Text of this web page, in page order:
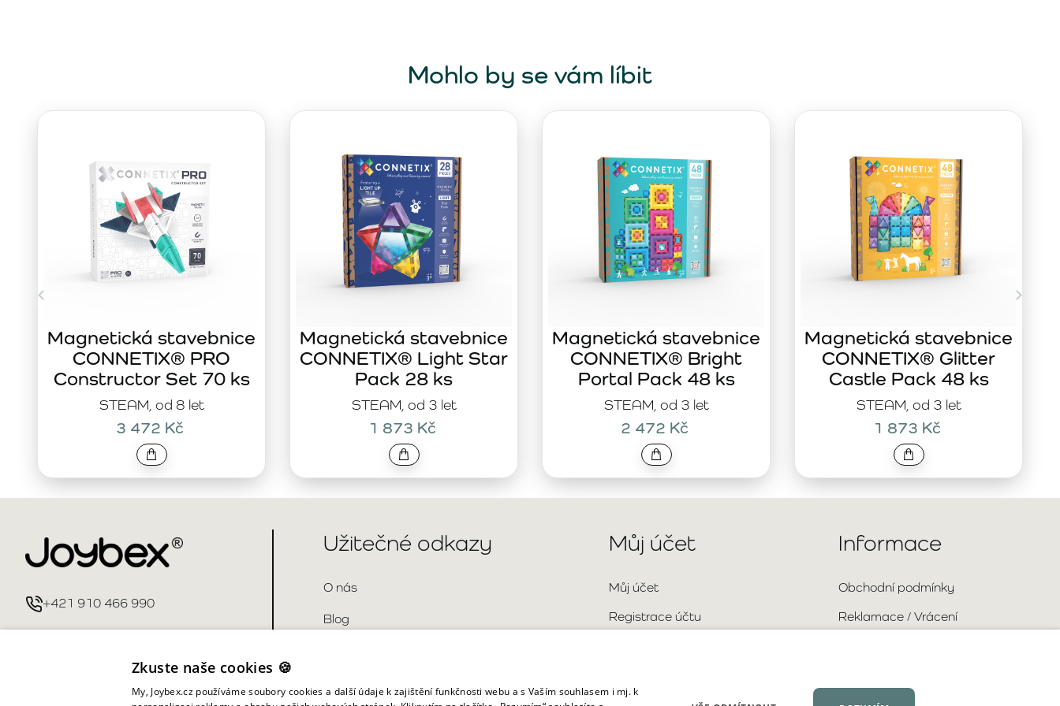
Mohlo by se vám líbit
STEAM, od 8 let
Magnetická stavebnice
CONNETIX® PRO
Constructor Set 70 ks
3 472 Kč
STEAM, od 3 let
Magnetická stavebnice
CONNETIX® Light Star
Pack 28 ks
1 873 Kč
STEAM, od 3 let
Magnetická stavebnice
CONNETIX® Bright
Portal Pack 48 ks
2 472 Kč
STEAM, od 3 let
Magnetická stavebnice
CONNETIX® Glitter
Castle Pack 48 ks
1 873 Kč
+421 910 466 990
Užitečné odkazy
O nás
Blog
Můj účet
Můj účet
Registrace účtu
Informace
Obchodní podmínky
Reklamace / Vrácení
Zkuste naše cookies 🍪
My, Joybex.cz používáme soubory cookies a další údaje k zajištění funkčnosti webu a s Vaším souhlasem i mj. k